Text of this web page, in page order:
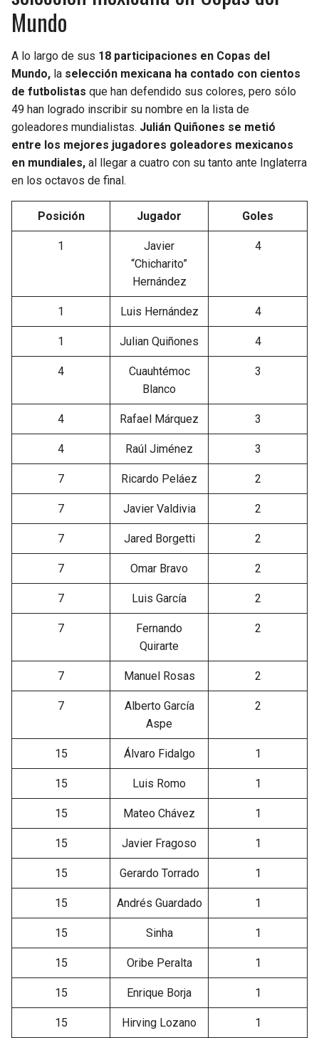
Mundo
A lo largo de sus 18 participaciones en Copas del
Mundo, la selección mexicana ha contado con cientos
de futbolistas que han defendido sus colores, pero sólo
49 han logrado inscribir su nombre en la lista de
goleadores mundialistas. Julián Quiñones se metió
entre los mejores jugadores goleadores mexicanos
en mundiales, al llegar a cuatro con su tanto ante Inglaterra
en los octavos de final.
Posición Jugador Goles
1
Javier
“Chicharito”
Hernández
4
1 Luis Hernández 4
1 Julian Quiñones 4
4
Cuauhtémoc
Blanco
3
4 Rafael Márquez 3
4 Raúl Jiménez 3
7 Ricardo Peláez 2
7 Javier Valdivia 2
7 Jared Borgetti 2
7 Omar Bravo 2
7 Luis García 2
7
Fernando
Quirarte
2
7 Manuel Rosas 2
7
Alberto García
Aspe
2
15 Álvaro Fidalgo 1
15 Luis Romo 1
15 Mateo Chávez 1
15 Javier Fragoso 1
15 Gerardo Torrado 1
15 Andrés Guardado 1
15 Sinha 1
15 Oribe Peralta 1
15 Enrique Borja 1
15 Hirving Lozano 1